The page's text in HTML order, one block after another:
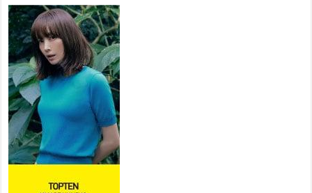
нийслэлийн эрүүл мэндийн
байгууллагууд дараах
хуваарийн дагуу ажиллана
2026 оны 7 сар 15 / 11 цаг 18 минут
Үндэсний их баяр наадам
эхэллээ
2026 оны 7 сар 15 / 11 цаг 14 минут
Үер усны аюулаас сэргийлж, нийслэлийн Онцгой
байдлын газрын 162 алба хаагч үүрэг гүйцэтгэж
байна
2026 оны 7 сар 15 / 11 цаг 07 минут
Үндэсний их сурын харваанд 850 харваач цэц